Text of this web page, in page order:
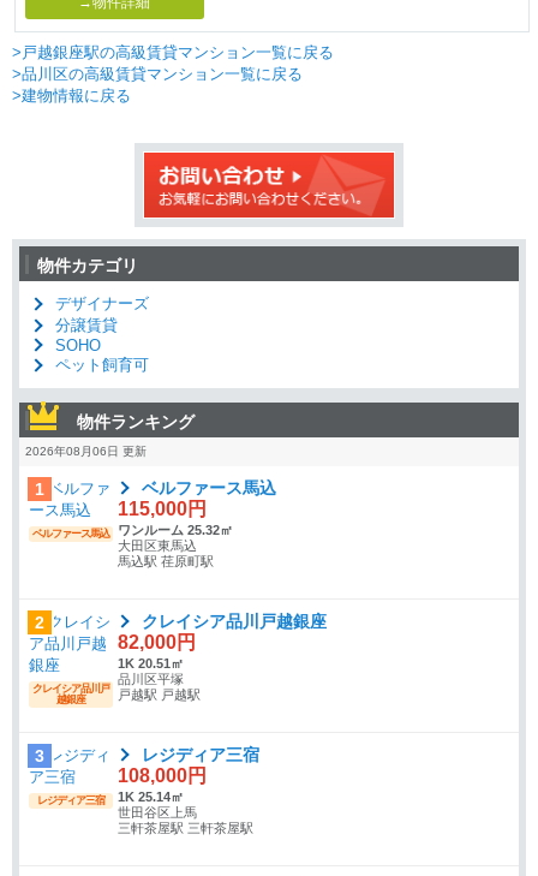
>戸越銀座駅の高級賃貸マンション一覧に戻る
>品川区の高級賃貸マンション一覧に戻る
>建物情報に戻る
物件カテゴリ
デザイナーズ
分譲賃貸
SOHO
ペット飼育可
物件ランキング
2026年08月06日 更新
1
ベルファース馬込
ベルファース馬込
115,000円
ワンルーム 25.32㎡
大田区東馬込
馬込駅 荏原町駅
2
クレイシア品川戸
越銀座
クレイシア品川戸越銀座
82,000円
1K 20.51㎡
品川区平塚
戸越駅 戸越駅
3
レジディア三宿
レジディア三宿
108,000円
1K 25.14㎡
世田谷区上馬
三軒茶屋駅 三軒茶屋駅